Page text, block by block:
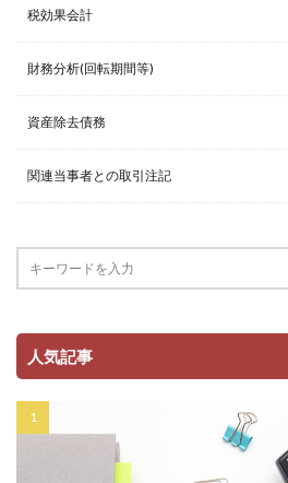
税効果会計
財務分析(回転期間等)
資産除去債務
関連当事者との取引注記
人気記事